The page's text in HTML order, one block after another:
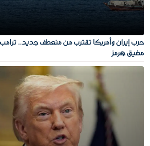
حرب إيران وأمريكا تقترب من منعطف جديد.. ترامب
مضيق هرمز